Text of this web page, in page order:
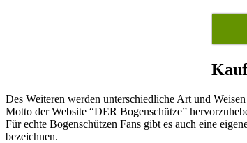
Des Weiteren werden unterschiedliche Art und
Motto der Website “DER Bogenschütze”
Für echte Bogenschützen Fans gibt es auch eine
bezeichnen.